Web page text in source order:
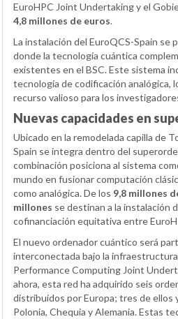
EuroHPC Joint Undertaking y el
4,8 millones de euros.
La instalación del EuroQCS-Spain se
donde la tecnología cuántica
existentes en el BSC. Este sistema
tecnología de codificación analógica,
recurso valioso para los
Nuevas capacidades en
Ubicado en la remodelada capilla de
Spain se integra dentro del
combinación posiciona al sistema
mundo en fusionar computación
como analógica. De los 9,8 millones
millones se destinan a la instalación
cofinanciación equitativa entre
El nuevo ordenador cuántico será
interconectada bajo la
Performance Computing Joint
ahora, esta red ha adquirido seis
distribuidos por Europa; tres de ellos
Polonia, Chequia y Alemania. Estas